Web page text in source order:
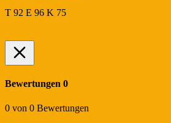
T 92 E 96 K 75
Bewertungen 0
0 von 0 Bewertungen